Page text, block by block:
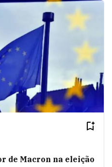
de Macron na eleição